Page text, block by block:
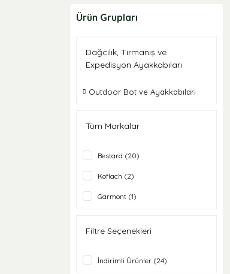
Ürün Grupları
Dağcılık, Tırmanış ve
Expedisyon Ayakkabıları
Outdoor Bot ve Ayakkabıları
Tüm Markalar
Bestard (20)
Koflach (2)
Garmont (1)
Filtre Seçenekleri
İndirimli Ürünler (24)